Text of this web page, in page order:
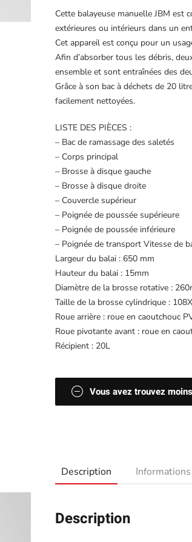
Cette balayeuse manuelle JBM est
extérieures ou intérieurs dans un
Cet appareil est conçu pour un
Afin d’absorber tous les débris,
ensemble et sont entraînées des
Grâce à son bac à déchets de 20
facilement nettoyées.
LISTE DES PIÈCES :
– Bac de ramassage des saletés
– Corps principal
– Brosse à disque gauche
– Brosse à disque droite
– Couvercle supérieur
– Poignée de poussée supérieure
– Poignée de poussée inférieure
– Poignée de transport Vitesse de
Largeur du balai : 650 mm
Hauteur du balai : 15mm
Diamètre de la brosse rotative :
Taille de la brosse cylindrique :
Roue arrière : roue en caoutchouc
Roue pivotante avant : roue en
Récipient : 20L
Vous avez trouvez
Description
Description